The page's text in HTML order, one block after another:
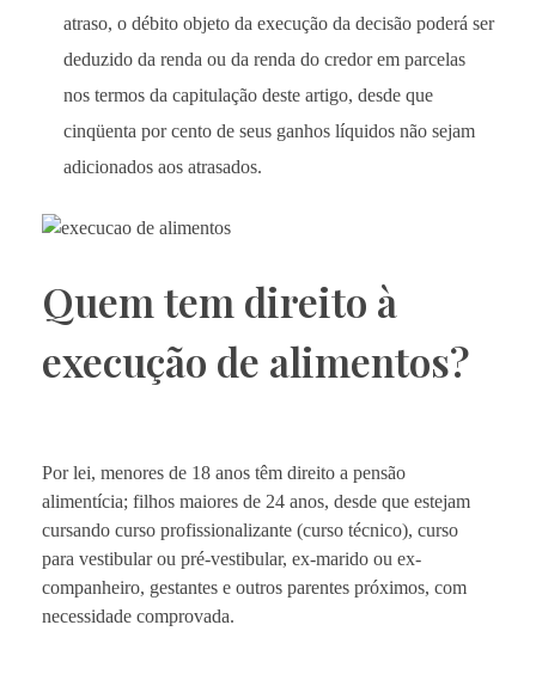
atraso, o débito objeto da execução da decisão poderá ser
deduzido da renda ou da renda do credor em parcelas
nos termos da capitulação deste artigo, desde que
cinqüenta por cento de seus ganhos líquidos não sejam
adicionados aos atrasados.
Quem tem direito à
execução de alimentos?
Por lei, menores de 18 anos têm direito a pensão
alimentícia; filhos maiores de 24 anos, desde que estejam
cursando curso profissionalizante (curso técnico), curso
para vestibular ou pré-vestibular, ex-marido ou ex-
companheiro, gestantes e outros parentes próximos, com
necessidade comprovada.